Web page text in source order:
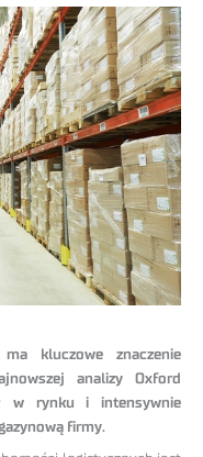
kluczowe znaczenie
analizy Oxford
w rynku i intensywnie
firmy.